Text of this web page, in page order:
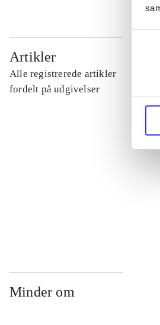
Artikler
Alle registrerede artikler
fordelt på udgivelser
Minder om